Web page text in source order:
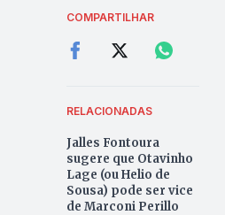
COMPARTILHAR
RELACIONADAS
Jalles Fontoura
sugere que Otavinho
Lage (ou Helio de
Sousa) pode ser vice
de Marconi Perillo